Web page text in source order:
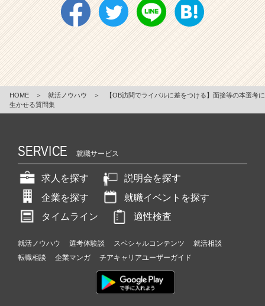
HOME ＞ 就活ノウハウ ＞
【OB訪問でライバルに差をつける】面接等の本選考に
生かせる質問集
SERVICE 就職サービス
求人を探す
説明会を探す
企業を探す
就職イベントを探す
タイムライン
適性検査
就活ノウハウ 選考体験談 スペシャルコンテンツ
就活相談
転職相談
企業マンガ チアキャリアユーザーガイド